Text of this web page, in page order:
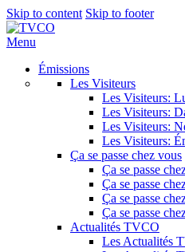
Skip to content Skip to footer
Menu
Émissions
Les Visiteurs
Les Visiteurs:
Les Visiteurs:
Les Visiteurs:
Les Visiteurs:
Ça se passe chez vous
Ça se passe
Ça se passe
Ça se passe
Ça se passe
Actualités TVCO
Les Actualités